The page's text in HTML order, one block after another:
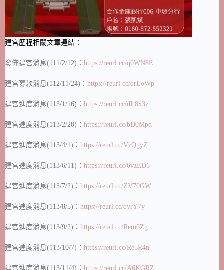
建宮歷程相關文章連結：
發佈建宮消息(111/2/12)： https://reurl.cc/q0WN8E
建宮募款消息(112/11/24)： https://reurl.cc/qrLoWp
建宮進度消息(113/1/16)： https://reurl.cc/dL8x3z
建宮進度消息(113/2/20)： https://reurl.cc/bD0Mpd
建宮進度消息(113/4/1)： https://reurl.cc/VzQgyZ
建宮進度消息(113/6/11)： https://reurl.cc/6vzED6
建宮進度消息(113/7/2)： https://reurl.cc/ZV70GW
建宮進度消息(113/8/5)： https://reurl.cc/qvrY7y
建宮進度消息(113/9/2)： https://reurl.cc/Rem0Zg
建宮進度消息(113/10/7)： https://reurl.cc/Re5R4n
建宮進度消息(113/11/4)： https://reurl.cc/A6KGRZ